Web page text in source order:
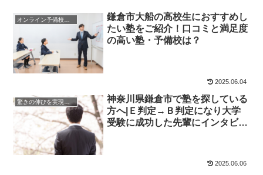
鎌倉市大船の高校生におすすめし
たい塾をご紹介！口コミと満足度
の高い塾・予備校は？
2025.06.04
神奈川県鎌倉市で塾を探している
方へ|Ｅ判定→Ｂ判定になり大学
受験に成功した先輩にインタビュ
2025.06.06